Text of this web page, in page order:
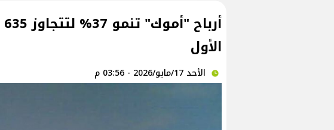
الأول
الأحد 17/مايو/2026 - 03:56 م